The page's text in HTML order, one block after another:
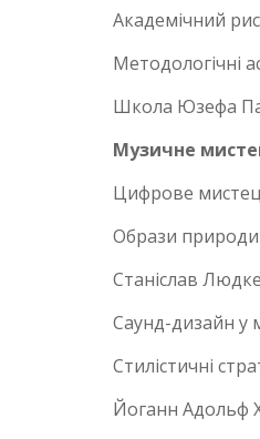
Академічний
Методологічні
Школа Юзефа
Музичне
Цифрове
Образи природи
Станіслав
Саунд-дизайн у
Стилістичні
Йоганн Адольф